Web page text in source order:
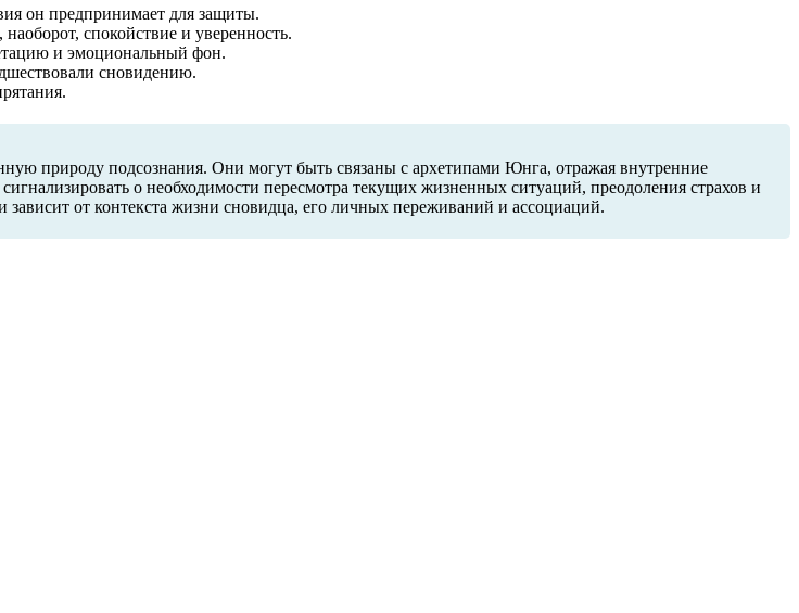
он предпринимает для защиты.
спокойствие и уверенность.
и эмоциональный фон.
сновидению.
природу подсознания. Они могут быть связаны с архетипами Юнга, отражая внутренние
о необходимости пересмотра текущих жизненных ситуаций, преодоления страхов и
от контекста жизни сновидца, его личных переживаний и ассоциаций.